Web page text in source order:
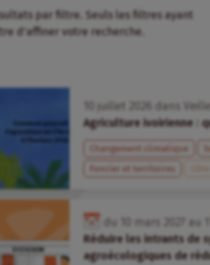
par filtre. Seuls les filtres ayant
d’affiner votre recherche.
juillet dans
Veille
Agriculture ivoirienne :
Changement climatique
Foncier et territoires
du mars au
Réduire les intrants de
agroécologiques de